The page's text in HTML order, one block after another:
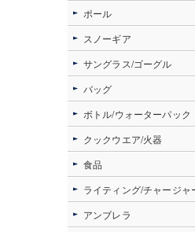
ポール
スノーギア
サングラス/ゴーグル
バッグ
ボトル/ウォーターパック
クックウエア/火器
食品
ライティング/チャージャ
アンブレラ